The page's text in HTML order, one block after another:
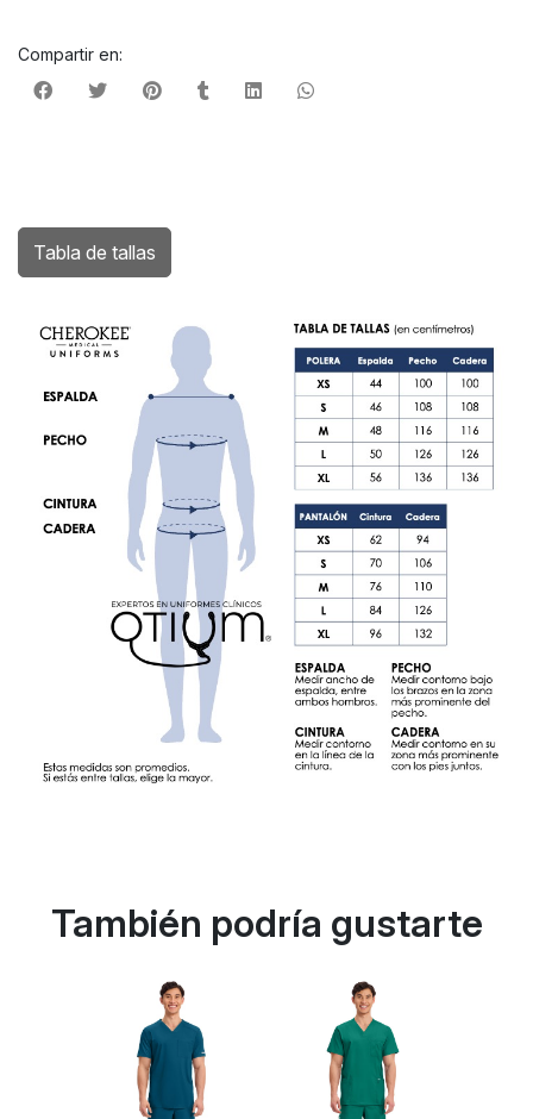
Compartir en:
Tabla de tallas
También podría gustarte